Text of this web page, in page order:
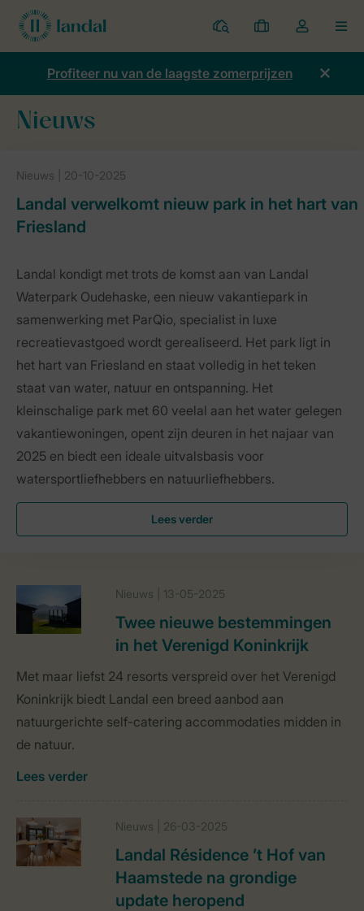
Parken
Mijn
boekingen
Open
de
dropdown
Profiteer nu van de laagste zomerprijzen
Home Nieuws
Nieuws
Nieuws | 20-10-2025
Landal verwelkomt nieuw park in het hart van
Friesland
Landal kondigt met trots de komst aan van Landal
Waterpark Oudehaske, een nieuw vakantiepark in
samenwerking met ParQio, specialist in luxe
recreatievastgoed wordt gerealiseerd. Het park ligt in
het hart van Friesland en staat volledig in het teken
staat van water, natuur en ontspanning. Het
kleinschalige park met 60 veelal aan het water gelegen
vakantiewoningen, opent zijn deuren in het najaar van
2025 en biedt een ideale uitvalsbasis voor
watersportliefhebbers en natuurliefhebbers.
Lees verder
Nieuws | 13-05-2025
Twee nieuwe bestemmingen
in het Verenigd Koninkrijk
Met maar liefst 24 resorts verspreid over het Verenigd
Koninkrijk biedt Landal een breed aanbod aan
natuurgerichte self-catering accommodaties midden in
de natuur.
Lees verder
Nieuws | 26-03-2025
Landal Résidence ’t Hof van
Haamstede na grondige
update heropend